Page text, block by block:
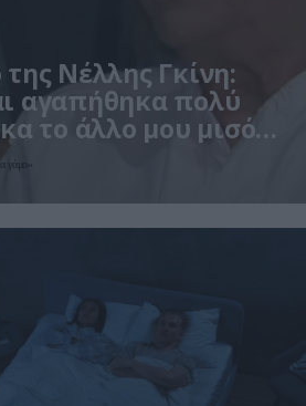
Νέλλης Γκίνη:
αγαπήθηκα πολύ
το άλλο μου μισό»
γάμο»